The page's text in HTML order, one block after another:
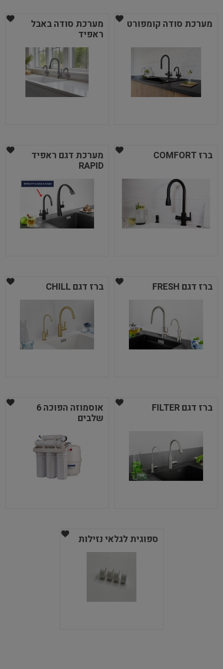
מערכת סודה קומפורט מערכת סודה באבל
ראפיד
ברז COMFORT מערכת דגם ראפיד
RAPID
ברז דגם FRESH ברז דגם CHILL
ברז דגם FILTER אוסמוזה הפוכה 6
שלבים
ספוגית לגלאי נזילות